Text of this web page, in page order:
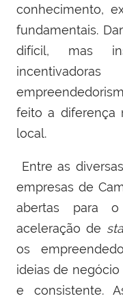
conhecimento,
fundamentais.
difícil, mas
feito a diferença
local.
Entre as
empresas de
abertas para
aceleração de
os
ideias de
e consistente.